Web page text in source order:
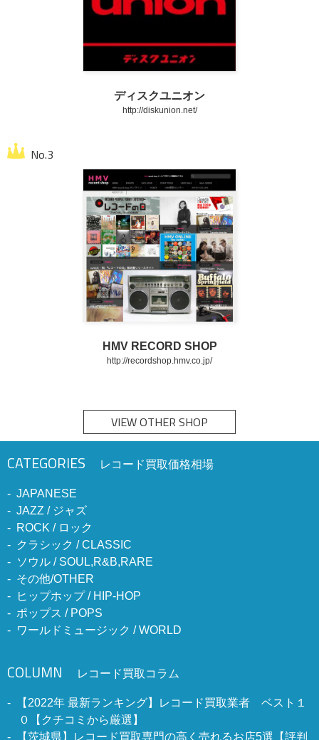
ディスクユニオン
http://diskunion.net/
HMV RECORD SHOP
http://recordshop.hmv.co.jp/
VIEW OTHER SHOP
CATEGORIES レコード買取価格相場
JAPANESE
JAZZ / ジャズ
ROCK / ロック
クラシック / CLASSIC
ソウル / SOUL,R&B,RARE
その他/OTHER
ヒップホップ / HIP-HOP
ポップス / POPS
ワールドミュージック / WORLD
COLUMN レコード買取コラム
【2022年 最新ランキング】レコード買取業者 ベスト１
０【クチコミから厳選】
【茨城県】レコード買取専門の高く売れるお店5選【評判